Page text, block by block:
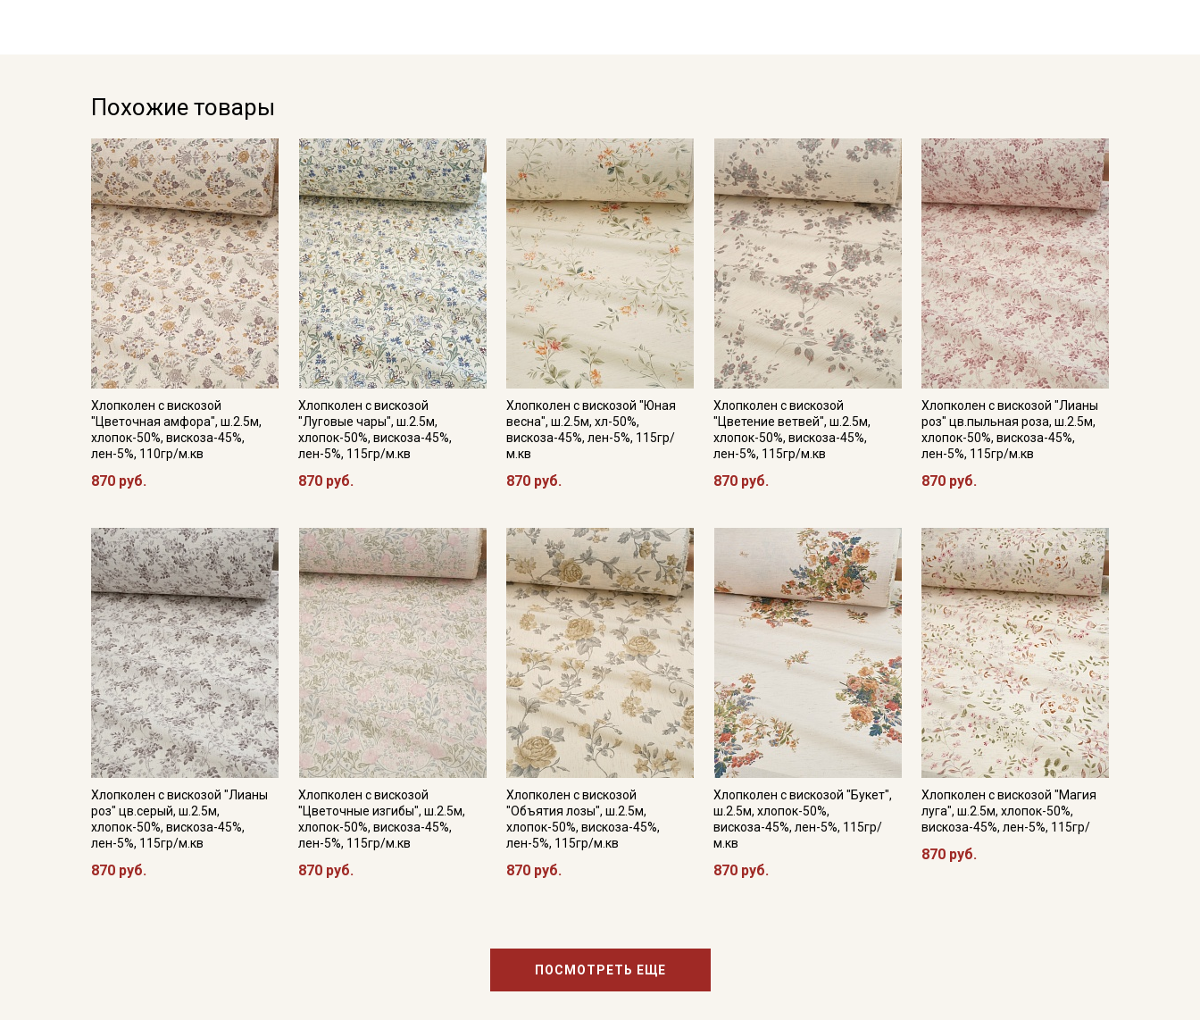
Обратите внимание: цветопередача на экране может отличаться от реального цвета ткани в зависимости от
настроек вашего монитора и номера партии. Для точного соответствия цвета можно заказать образец ткани
или связаться с менеджером для уточнения наличия образцов и цвета перед оформлением заказа.
Похожие товары
Хлопколен с вискозой
"Цветочная амфора", ш.2.5м,
хлопок-50%, вискоза-45%,
лен-5%, 110гр/м.кв
870 руб.
Хлопколен с вискозой
"Луговые чары", ш.2.5м,
хлопок-50%, вискоза-45%,
лен-5%, 115гр/м.кв
870 руб.
Хлопколен с вискозой "Юная
весна", ш.2.5м, хл-50%,
вискоза-45%, лен-5%, 115гр/
м.кв
870 руб.
Хлопколен с вискозой
"Цветение ветвей", ш.2.5м,
хлопок-50%, вискоза-45%,
лен-5%, 115гр/м.кв
870 руб.
Хлопколен с вискозой "Лианы
роз" цв.пыльная роза, ш.2.5м,
хлопок-50%, вискоза-45%,
лен-5%, 115гр/м.кв
870 руб.
Хлопколен с вискозой "Лианы
роз" цв.серый, ш.2.5м,
хлопок-50%, вискоза-45%,
лен-5%, 115гр/м.кв
870 руб.
Хлопколен с вискозой
"Цветочные изгибы", ш.2.5м,
хлопок-50%, вискоза-45%,
лен-5%, 115гр/м.кв
870 руб.
Хлопколен с вискозой
"Объятия лозы", ш.2.5м,
хлопок-50%, вискоза-45%,
лен-5%, 115гр/м.кв
870 руб.
Хлопколен с вискозой "Букет",
ш.2.5м, хлопок-50%,
вискоза-45%, лен-5%, 115гр/
м.кв
870 руб.
Хлопколен с вискозой "Магия
луга", ш.2.5м, хлопок-50%,
вискоза-45%, лен-5%, 115гр/
870 руб.
ПОСМОТРЕТЬ ЕЩЕ
Секретная рассылка от
промокоды и скидки до 30% на узкие
категории тканей
Электронная почта
Подписаться
Ознакомлен(а) с Политикой обработки персональных
данных
и даюСогласие на обработку персональных
данных
Согласие на получение рекламных и
информационных рассылок